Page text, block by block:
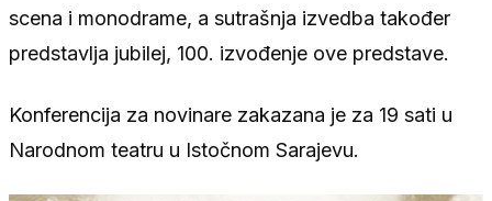
scena i monodrame, a sutrašnja izvedba također
predstavlja jubilej, 100. izvođenje ove predstave.
Konferencija za novinare zakazana je za 19 sati u
Narodnom teatru u Istočnom Sarajevu.